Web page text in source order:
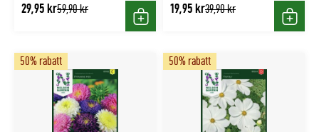
29,95 krTidligere
59,90 kr
Köp
19,95 krTidligere
39,90 kr
Köp
50% rabatt 50% rabatt